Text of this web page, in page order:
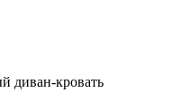
диван-кровать